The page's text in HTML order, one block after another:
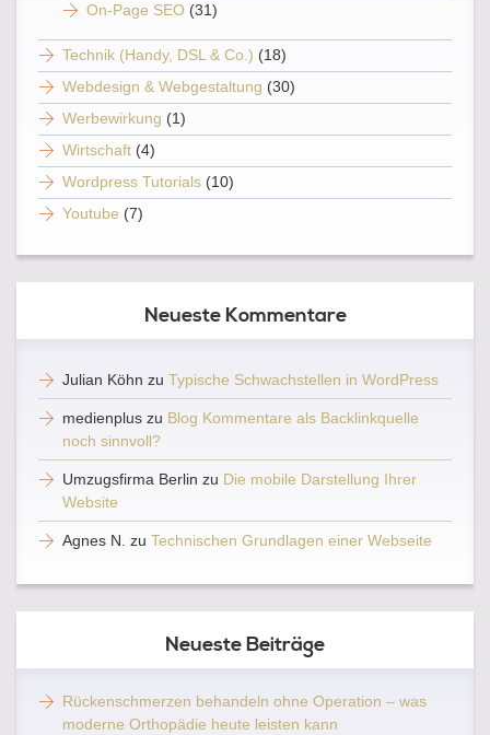
On-Page SEO (31)
Technik (Handy, DSL & Co.) (18)
Webdesign & Webgestaltung (30)
Werbewirkung (1)
Wirtschaft (4)
Wordpress Tutorials (10)
Youtube (7)
Neueste Kommentare
Julian Köhn zu Typische Schwachstellen in WordPress
medienplus zu Blog Kommentare als Backlinkquelle
noch sinnvoll?
Umzugsfirma Berlin zu Die mobile Darstellung Ihrer
Website
Agnes N. zu Technischen Grundlagen einer Webseite
Neueste Beiträge
Rückenschmerzen behandeln ohne Operation – was
moderne Orthopädie heute leisten kann